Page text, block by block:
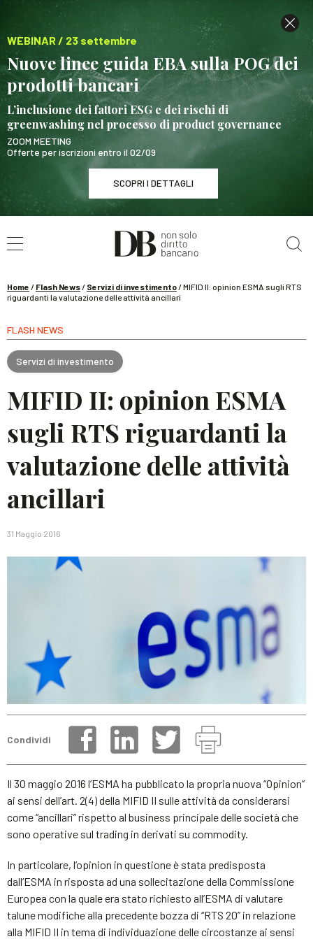
WEBINAR / 23 settembre
Nuove linee guida EBA sulla POG dei
prodotti bancari
L’inclusione dei fattori ESG e dei rischi di
greenwashing nel processo di product governance
ZOOM MEETING
Offerte per iscrizioni entro il 02/09
SCOPRI I DETTAGLI
WEBINAR / 23 settembre
Nuove linee guida EBA sulla POG dei prodotti
SCOPRI I DETTAGLI
Home / Flash News/ Servizi di investimento/MIFID II: opinion ESMA sugli RTS
riguardanti la valutazione delle attività ancillari
FLASH NEWS
Servizi di investimento
MIFID II: opinion ESMA
sugli RTS riguardanti la
valutazione delle attività
ancillari
31 Maggio 2016
Condividi
Il 30 maggio 2016 l’ESMA ha pubblicato la propria nuova “Opinion”
ai sensi dell’art. 2(4) della MIFID II sulle attività da considerarsi
come “ancillari” rispetto al business principale delle società che
sono operative sul trading in derivati su commodity.
In particolare, l’opinion in questione è stata predisposta
dall’ESMA in risposta ad una sollecitazione della Commissione
Europea con la quale era stato richiesto all’ESMA di valutare
talune modifiche alla precedente bozza di “RTS 20” in relazione
alla MIFID II in tema di individuazione delle circostanze ai sensi